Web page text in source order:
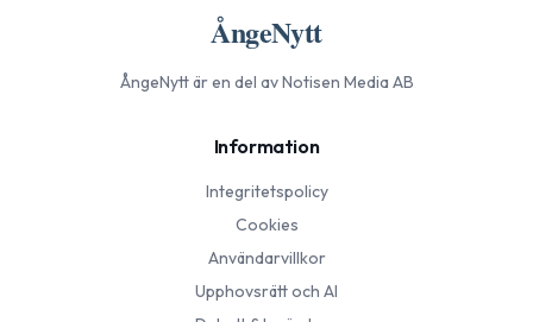
ÅngeNytt
ÅngeNyttär en del av Notisen Media AB
Information
Integritetspolicy
Cookies
Användarvillkor
Upphovsrätt och AI